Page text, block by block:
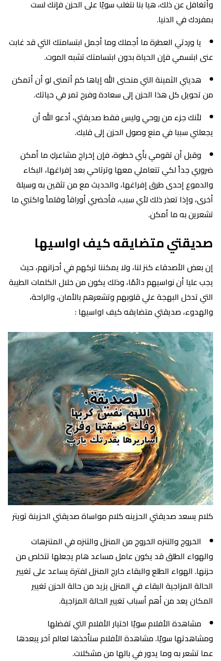
وأتغافل عن ذلك، هيا بنا نتغلب سويًا على الحزن فإنك لست
بمفردك في الدنيا.
يا وردتي العطرة ما أجملك وما أجمل ابتسامتك التي قد غابت
عنى ابتسمي فإن الحياة بدون ابتسامتك تشبه الموت.
هديتي الثمينة التي منحنى الله إياها كم أتمنى لو أن أتمكن
من تحويل كل هذا الحزن إلى سعادة وفرح تمر في حياتك.
لأنك جزء من روحي وليس فقط صديقتي، أدعو الله أن
يجعلني سببا في منع وصول الحزن إلى قلبك.
وقبل أن تقومي بأي خطوة، فإن إخراج مشاعركِ ما أمكن
ضروري جداً لكي تتعاملي معها وترتاحي بعد إفراغها، البكاء
والدموع إحدى طرق إفراغها، والحديث مع من تثقين به وسيلة
أخرى، وإذا تعذر ذلك لأي سبب، فأحضري أوراقاً وقلماً واكتبي ما
تشعرين به ما أمكن.
صديقتي متضايقه كيف اواسيها
إن بعض الأصدقاء كنز لنا، ولا يمكننا تركهم في أحزانهم، حيث
يجب عليا أن نواسيهم دائمًا، وذلك يكون من خلال الكلمات الطيبة
التي تدخل البهجة علي قلوبهم وتشعرهم بالأمان، والراحة،
والهدوء، صديقتي متضايقه كيف اواسيها :
كلام يسعد صديقتي الحزينه كلام مواساة صديقتي الحزينة تويتر
الخروج والتنزه الخروج من المنزل والتنزه في المتنزهات
والهواء الطلق قد يكون عامل مساعد هام يجعلها تتخلص من
حزنها. الهواء الطلع والبقاء خارج المنزل لفترة يساعد على تغيير
الحالة المزاجية البقاء في المنزل يزيد من حالة الحزن تغيير
المكان يعد من أهم أسباب تغيير الحالة المزاجية.
مشاهدة الأفلام سويًا اختيار الأفلام التي تفضلها
ومشاهدتها سويًا. مشاهدة الأفلام ستأخذها لعالم آخر يبعدها
عما تشعر به وما يدور في بالها من مشكلات.